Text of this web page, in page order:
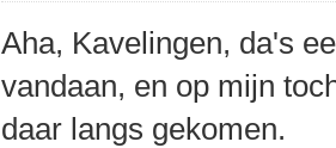
Aha, Kavelingen, da's
vandaan, en op mijn
daar langs gekomen.